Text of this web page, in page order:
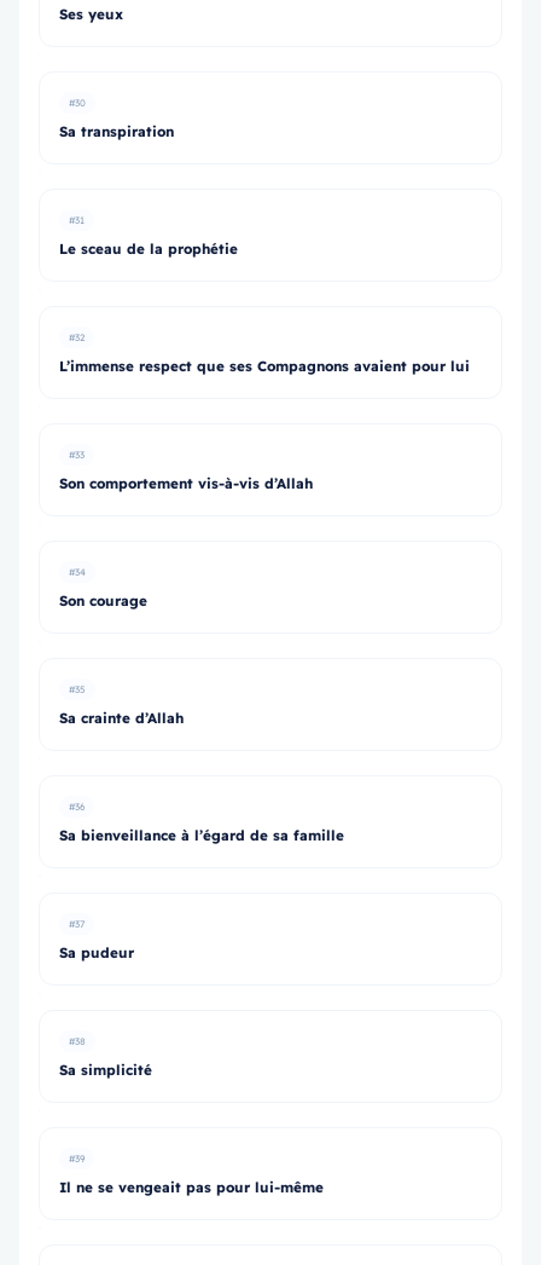
Ses yeux
#30
Sa transpiration
#31
Le sceau de la prophétie
#32
L’immense respect que ses Compagnons avaient pour lui
#33
Son comportement vis-à-vis d’Allah
#34
Son courage
#35
Sa crainte d’Allah
#36
Sa bienveillance à l’égard de sa famille
#37
Sa pudeur
#38
Sa simplicité
#39
Il ne se vengeait pas pour lui-même